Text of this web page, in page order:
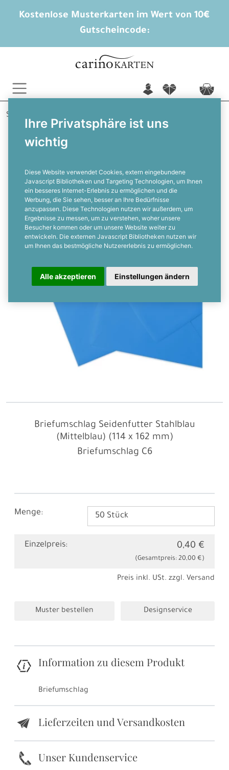
Kostenlose Musterkarten im Wert von 10€
Gutscheincode:
Ihre Privatsphäre ist uns
wichtig
Diese Website verwendet Cookies, extern eingebundene
Javascript Bibliotheken und Targeting Technologien, um Ihnen
ein besseres Internet-Erlebnis zu ermöglichen und die
Werbung, die Sie sehen, besser an Ihre Bedürfnisse
anzupassen. Diese Technologien nutzen wir außerdem, um
Ergebnisse zu messen, um zu verstehen, woher unsere
Besucher kommen oder um unsere Website weiter zu
entwickeln. Die externen Javascript Bibliotheken nutzen wir
um Ihnen das bestmögliche Nutzererlebnis zu ermöglichen.
Alle akzeptieren Einstellungen ändern
n f c
Startseite
Briefumschlag Seidenfutter Stahlblau (Mittelblau) (114 x
162 mm)
C6 Seidenfutter Briefumschlag in
Briefumschlag Seidenfutter Stahlblau
(Mittelblau) (114 x 162 mm)
Briefumschlag C6
Menge:
Einzelpreis: 0,40 €
(Gesamtpreis: 20,00 € )
Preis inkl. USt. zzgl. Versand
Muster bestellen Designservice
Information zu diesem Produkt
Briefumschlag
e Lieferzeiten und Versandkosten
k Unser Kundenservice